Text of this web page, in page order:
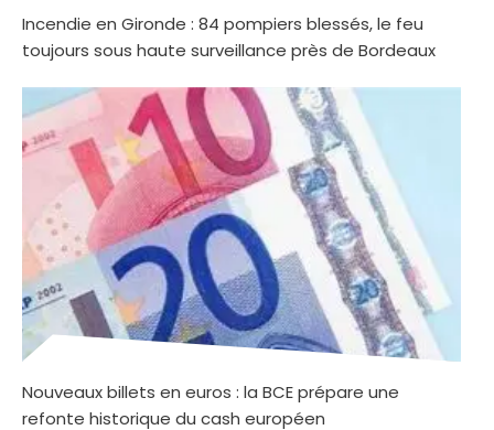
Incendie en Gironde : 84 pompiers blessés, le feu
toujours sous haute surveillance près de Bordeaux
Nouveaux billets en euros : la BCE prépare une
refonte historique du cash européen